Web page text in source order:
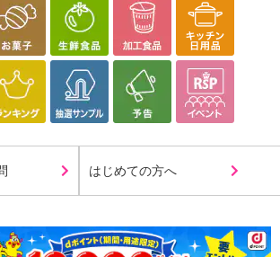
こちらの情報は2026年07月09日時点での情報となります。
はじめての方へ